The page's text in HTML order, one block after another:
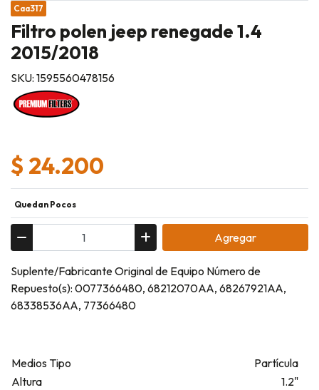
Caa317
Filtro polen jeep renegade 1.4
2015/2018
SKU: 1595560478156
$ 24.200
Quedan Pocos
Agregar
Suplente/Fabricante Original de Equipo Número de
Repuesto(s): 0077366480, 68212070AA, 68267921AA,
68338536AA, 77366480
Medios Tipo
Partícula
Altura
1.2"